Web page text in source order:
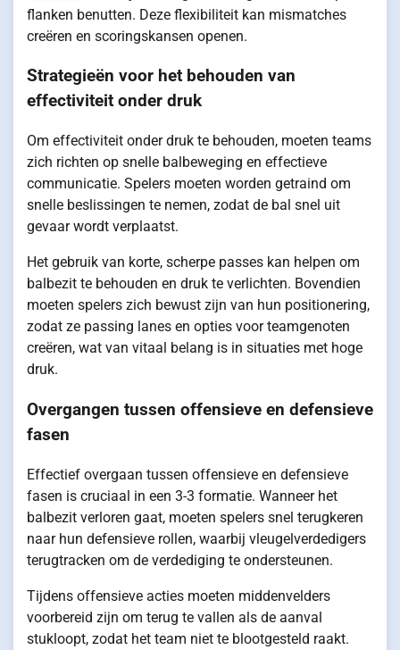
flanken benutten. Deze flexibiliteit kan mismatches
creëren en scoringskansen openen.
Strategieën voor het behouden van
effectiviteit onder druk
Om effectiviteit onder druk te behouden, moeten teams
zich richten op snelle balbeweging en effectieve
communicatie. Spelers moeten worden getraind om
snelle beslissingen te nemen, zodat de bal snel uit
gevaar wordt verplaatst.
Het gebruik van korte, scherpe passes kan helpen om
balbezit te behouden en druk te verlichten. Bovendien
moeten spelers zich bewust zijn van hun positionering,
zodat ze passing lanes en opties voor teamgenoten
creëren, wat van vitaal belang is in situaties met hoge
druk.
Overgangen tussen offensieve en defensieve
fasen
Effectief overgaan tussen offensieve en defensieve
fasen is cruciaal in een 3-3 formatie. Wanneer het
balbezit verloren gaat, moeten spelers snel terugkeren
naar hun defensieve rollen, waarbij vleugelverdedigers
terugtracken om de verdediging te ondersteunen.
Tijdens offensieve acties moeten middenvelders
voorbereid zijn om terug te vallen als de aanval
stukloopt, zodat het team niet te blootgesteld raakt.